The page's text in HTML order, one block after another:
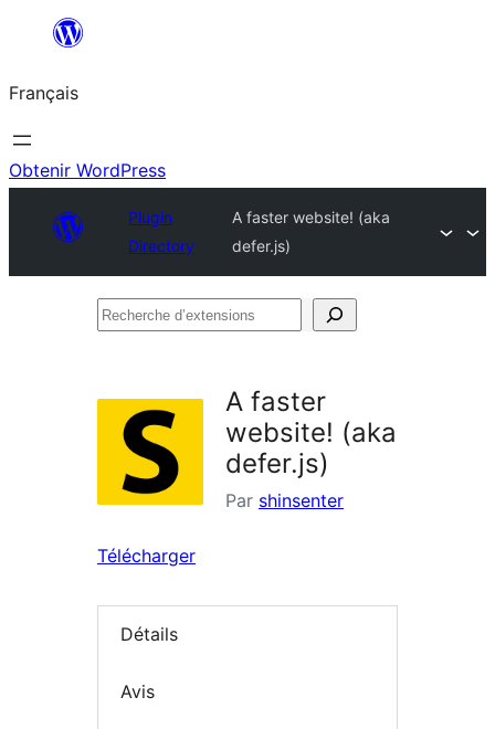
contenu
Français
Obtenir WordPress
Plugin
Directory
A faster website! (aka
defer.js)
Recherche
A faster
website! (aka
defer.js)
Par shinsenter
Télécharger
Détails
Avis